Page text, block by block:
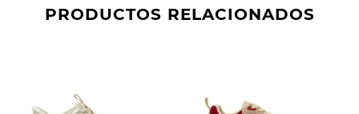
PRODUCTOS RELACIONADOS